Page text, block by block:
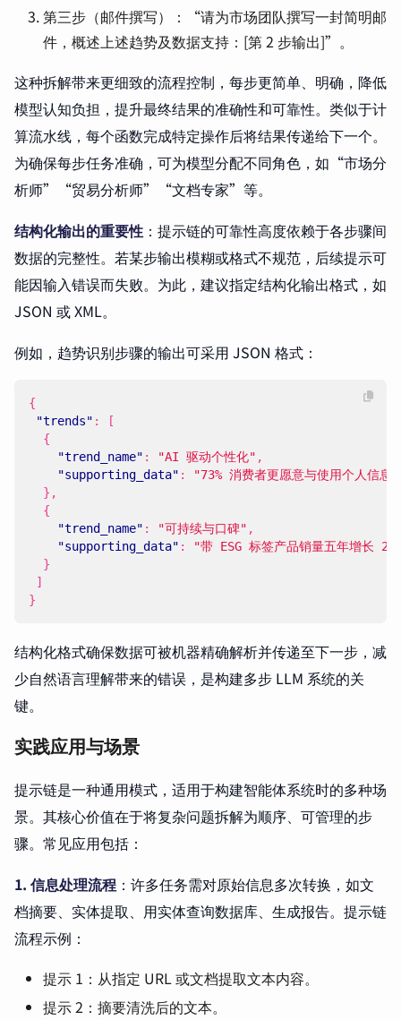
第三步（邮件撰写）：“请为市场团队撰写一封简明邮
件，概述上述趋势及数据支持：[第 2 步输出]”。
这种拆解带来更细致的流程控制，每步更简单、明确，降低
模型认知负担，提升最终结果的准确性和可靠性。类似于计
算流水线，每个函数完成特定操作后将结果传递给下一个。
为确保每步任务准确，可为模型分配不同角色，如“市场分
析师”“贸易分析师”“文档专家”等。
结构化输出的重要性 ：提示链的可靠性高度依赖于各步骤间
数据的完整性。若某步输出模糊或格式不规范，后续提示可
能因输入错误而失败。为此，建议指定结构化输出格式，如
JSON 或 XML。
例如，趋势识别步骤的输出可采用 JSON 格式：
{
"trends" :
[
{
"trend_name" : "AI 驱动个性化" ,
"supporting_data" :
"73% 消费者更愿意与使用个人信息
},
{
"trend_name" : "可持续与口碑" ,
"supporting_data" :
"带 ESG 标签产品销量五年增长
}
]
}
结构化格式确保数据可被机器精确解析并传递至下一步，减
少自然语言理解带来的错误，是构建多步 LLM 系统的关
键。
实践应用与场景
提示链是一种通用模式，适用于构建智能体系统时的多种场
景。其核心价值在于将复杂问题拆解为顺序、可管理的步
骤。常见应用包括：
1. 信息处理流程 ：许多任务需对原始信息多次转换，如文
档摘要、实体提取、用实体查询数据库、生成报告。提示链
流程示例：
提示 1：从指定 URL 或文档提取文本内容。
提示 2：摘要清洗后的文本。